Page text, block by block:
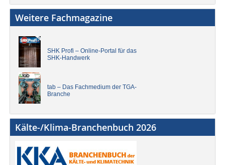
Weitere Fachmagazine
SHK Profi – Online-Portal für das
SHK-Handwerk
tab – Das Fachmedium der TGA-
Branche
Kälte-/Klima-Branchenbuch 2026